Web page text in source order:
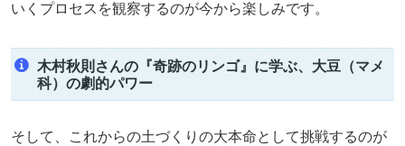
いくプロセスを観察するのが今から楽しみです。
木村秋則さんの『奇跡のリンゴ』に学ぶ、大豆（マメ
科）の劇的パワー
そして、これからの土づくりの大本命として挑戦するのが